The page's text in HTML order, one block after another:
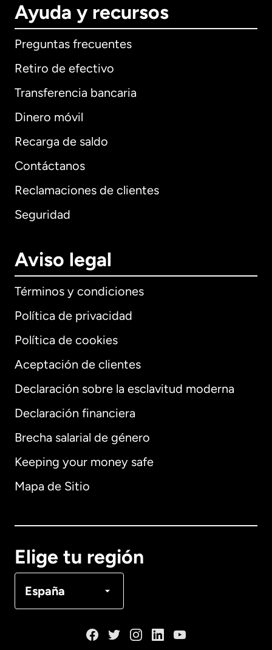
Ayuda y recursos
Preguntas frecuentes
Retiro de efectivo
Transferencia bancaria
Dinero móvil
Recarga de saldo
Contáctanos
Reclamaciones de clientes
Seguridad
Aviso legal
Términos y condiciones
Política de privacidad
Política de cookies
Aceptación de clientes
Declaración sobre la esclavitud moderna
Declaración financiera
Brecha salarial de género
Keeping your money safe
Mapa de Sitio
Elige tu región
España
Internacional English
Alemania
Français